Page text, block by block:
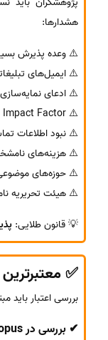
هشدارها:
⚠️ وعده پذیرش
⚠️ ایمیل‌های
⚠️ ادعای
⚠️ Impact Factor غیرواقعی
⚠️ نبود اطلاعات
⚠️ هزینه‌های
⚠️ حوزه‌های
⚠️ هیئت تحریریه
💡 قانون طلایی:
✅
بررسی اعتبار باید
✔ بررسی در Scopus